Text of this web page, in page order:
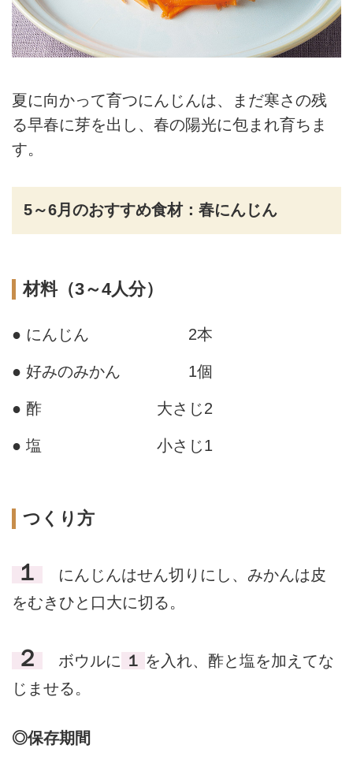
夏に向かって育つにんじんは、まだ寒さの残
る早春に芽を出し、春の陽光に包まれ育ちま
す。
5～6月のおすすめ食材：春にんじん
材料（3～4人分）
● にんじん 2本
● 好みのみかん 1個
● 酢 大さじ2
● 塩 小さじ1
つくり方
１
にんじんはせん切りにし、みかんは皮
をむきひと口大に切る。
２ ボウルに １ を入れ、酢と塩を加えてな
じませる。
◎保存期間